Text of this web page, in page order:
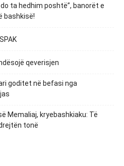
ta hedhim poshtë”, banorët e
bashkisë!
qeverisjen
goditet në befasi nga
Memaliaj, kryebashkiaku: Të
tonë